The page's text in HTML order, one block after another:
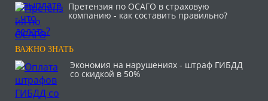
Претензия по ОСАГО в страховую
компанию - как составить правильно?
ВАЖНО ЗНАТЬ
Экономия на нарушениях - штраф ГИБДД
со скидкой в 50%